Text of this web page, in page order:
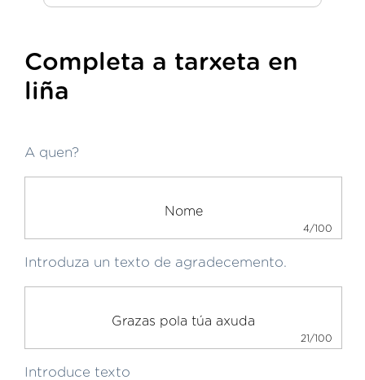
Completa a tarxeta en
liña
A quen?
4/100
Introduza un texto de agradecemento.
21/100
Introduce texto